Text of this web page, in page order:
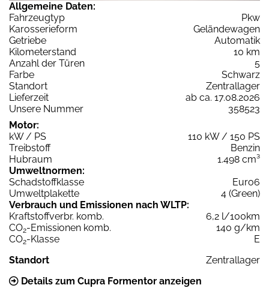
Allgemeine Daten:
Fahrzeugtyp
Pkw
Karosserieform
Geländewagen
Getriebe
Automatik
Kilometerstand
10 km
Anzahl der Türen
5
Farbe
Schwarz
Standort
Zentrallager
Lieferzeit
ab ca. 17.08.2026
Unsere Nummer
358523
Motor:
kW / PS
110 kW / 150 PS
Treibstoff
Benzin
Hubraum
1.498 cm³
Umweltnormen:
Schadstoffklasse
Euro6
Umweltplakette
4 (Green)
Verbrauch und Emissionen nach WLTP:
Kraftstoffverbr. komb.
6,2 l/100km
CO2-Emissionen komb.
140 g/km
CO2-Klasse
E
Standort
Zentrallager
Details zum Cupra Formentor anzeigen